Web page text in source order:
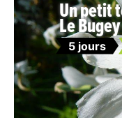
Un petit
Le
5 jours